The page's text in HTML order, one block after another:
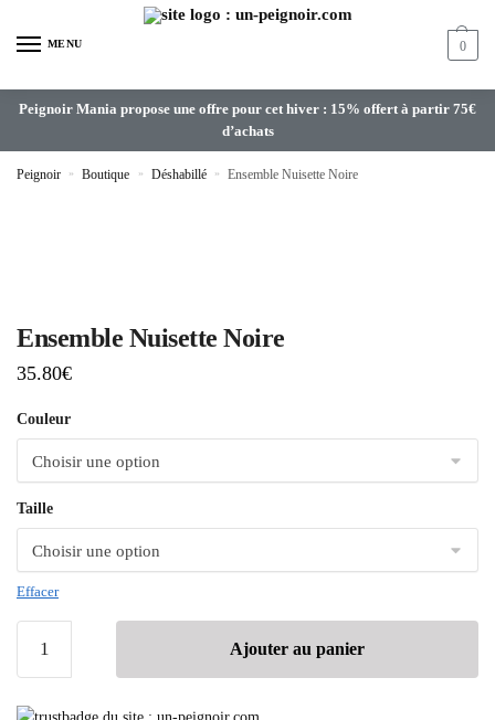
MENU 0
Peignoir Mania propose une offre pour cet hiver : 15% offert à partir 75€
d’achats
Peignoir » Boutique » Déshabillé » Ensemble Nuisette Noire
Ensemble Nuisette Noire
35.80€
Couleur
Taille
Effacer
Ajouter au panier